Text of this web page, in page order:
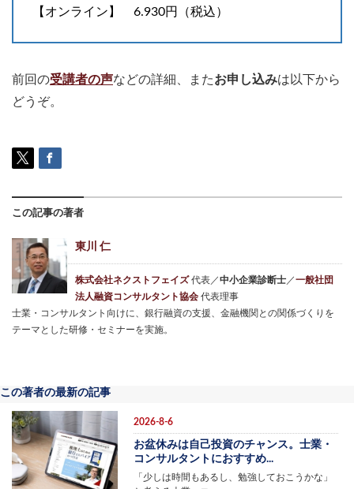
【オンライン】 6.930円（税込）
前回の受講者の声などの詳細、またお申し込みは以下から
どうぞ。
この記事の著者
東川 仁
株式会社ネクストフェイズ代表／中小企業診断士 ／一般社団
法人融資コンサルタント協会 代表理事
士業・コンサルタント向けに、銀行融資の支援、金融機関との関係づくりを
テーマとした研修・セミナーを実施。
この著者の最新の記事
2026-8-6
お盆休みは自己投資のチャンス。士業・
コンサルタントにおすすめ...
「少しは時間もあるし、勉強しておこうかな」